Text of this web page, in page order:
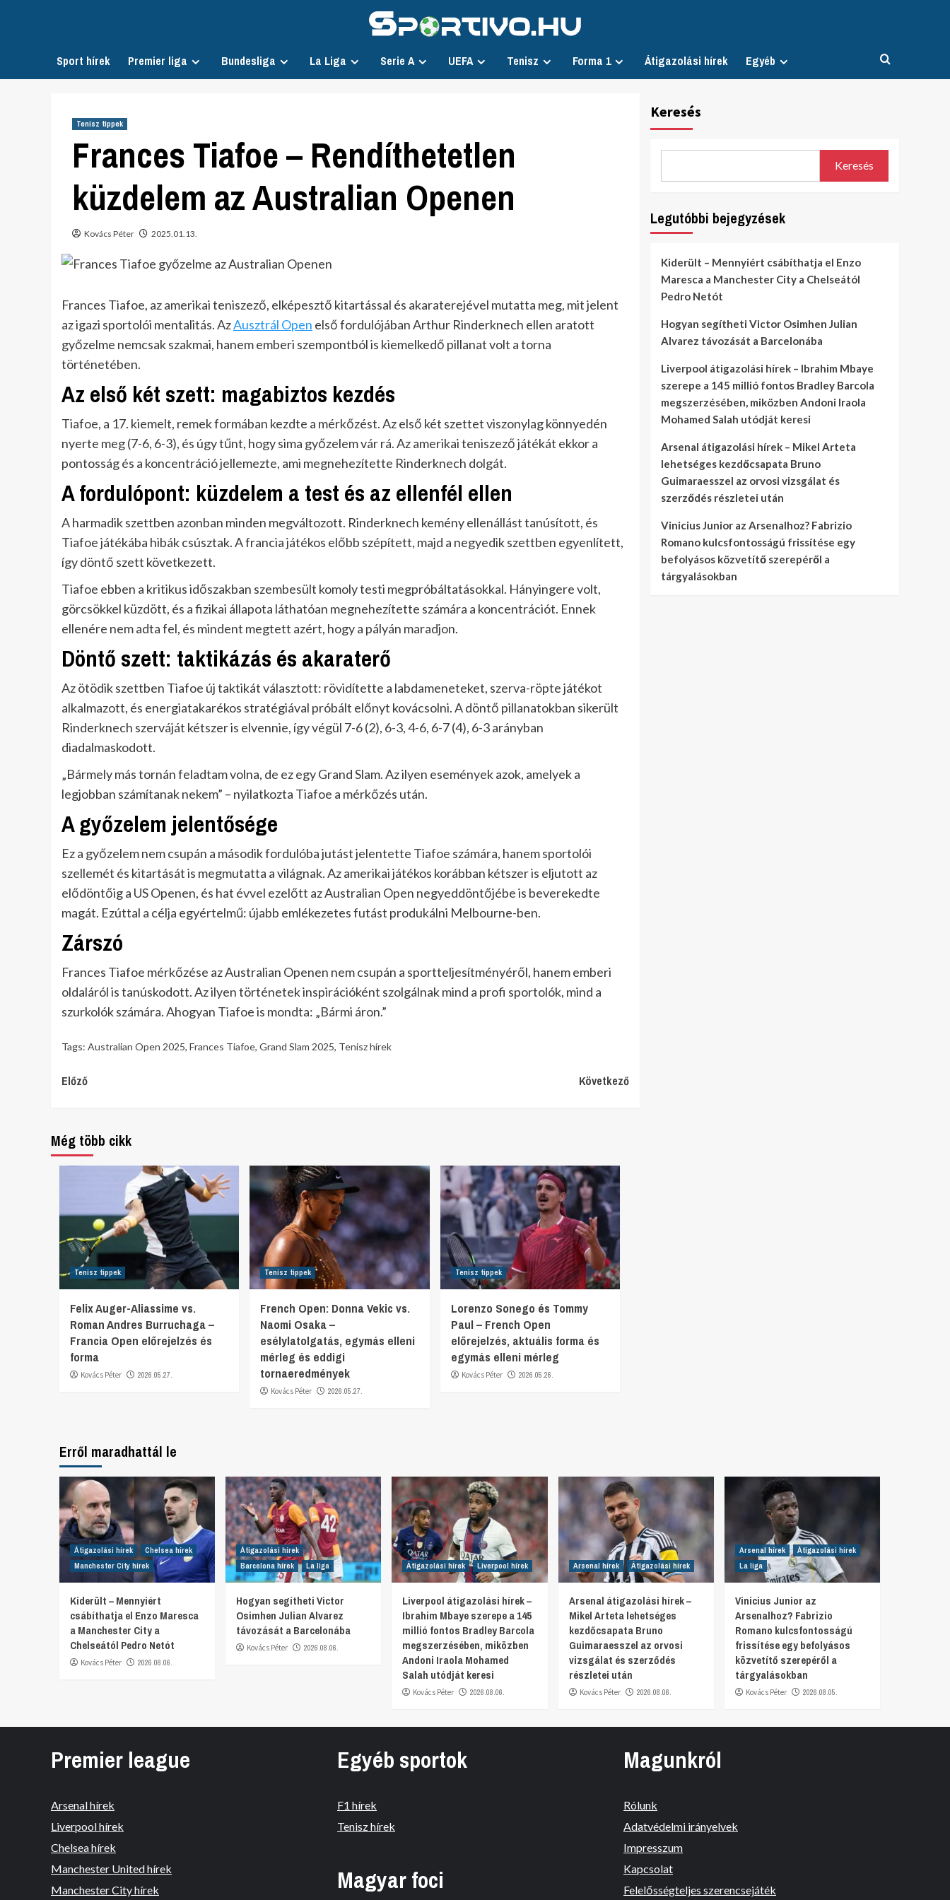
Sport hírek Premier liga Bundesliga La Liga Serie A UEFA Tenisz Forma 1 Átigazolási hírek Egyéb
Tenisz tippek
Frances Tiafoe – Rendíthetetlen
küzdelem az Australian Openen
Kovács Péter 2025.01.13.
Frances Tiafoe, az amerikai teniszező, elképesztő kitartással és akaraterejével mutatta meg, mit jelent
az igazi sportolói mentalitás. AzAusztrál Open első fordulójában Arthur Rinderknech ellen aratott
győzelme nemcsak szakmai, hanem emberi szempontból is kiemelkedő pillanat volt a torna
történetében.
Az első két szett: magabiztos kezdés
Tiafoe, a 17. kiemelt, remek formában kezdte a mérkőzést. Az első két szettet viszonylag könnyedén
nyerte meg (7-6, 6-3), és úgy tűnt, hogy sima győzelem vár rá. Az amerikai teniszező játékát ekkor a
pontosság és a koncentráció jellemezte, ami megnehezítette Rinderknech dolgát.
A fordulópont: küzdelem a test és az ellenfél ellen
A harmadik szettben azonban minden megváltozott. Rinderknech kemény ellenállást tanúsított, és
Tiafoe játékába hibák csúsztak. A francia játékos előbb szépített, majd a negyedik szettben egyenlített,
így döntő szett következett.
Tiafoe ebben a kritikus időszakban szembesült komoly testi megpróbáltatásokkal. Hányingere volt,
görcsökkel küzdött, és a fizikai állapota láthatóan megnehezítette számára a koncentrációt. Ennek
ellenére nem adta fel, és mindent megtett azért, hogy a pályán maradjon.
Döntő szett: taktikázás és akaraterő
Az ötödik szettben Tiafoe új taktikát választott: rövidítette a labdameneteket, szerva-röpte játékot
alkalmazott, és energiatakarékos stratégiával próbált előnyt kovácsolni. A döntő pillanatokban sikerült
Rinderknech szerváját kétszer is elvennie, így végül 7-6 (2), 6-3, 4-6, 6-7 (4), 6-3 arányban
diadalmaskodott.
„Bármely más tornán feladtam volna, de ez egy Grand Slam. Az ilyen események azok, amelyek a
legjobban számítanak nekem” – nyilatkozta Tiafoe a mérkőzés után.
A győzelem jelentősége
Ez a győzelem nem csupán a második fordulóba jutást jelentette Tiafoe számára, hanem sportolói
szellemét és kitartását is megmutatta a világnak. Az amerikai játékos korábban kétszer is eljutott az
elődöntőig a US Openen, és hat évvel ezelőtt az Australian Open negyeddöntőjébe is beverekedte
magát. Ezúttal a célja egyértelmű: újabb emlékezetes futást produkálni Melbourne-ben.
Zárszó
Frances Tiafoe mérkőzése az Australian Openen nem csupán a sportteljesítményéről, hanem emberi
oldaláról is tanúskodott. Az ilyen történetek inspirációként szolgálnak mind a profi sportolók, mind a
szurkolók számára. Ahogyan Tiafoe is mondta: „Bármi áron.”
Tags: Australian Open 2025, Frances Tiafoe, Grand Slam 2025, Tenisz hírek
Continue
Előző Következő
Még több cikk
Tenisz tippek
Felix Auger-Aliassime vs.
Roman Andres Burruchaga –
Francia Open előrejelzés és
forma
Kovács Péter 2026.05.27.
Tenisz tippek
French Open: Donna Vekic vs.
Naomi Osaka –
esélylatolgatás, egymás elleni
mérleg és eddigi
tornaeredmények
Kovács Péter 2026.05.27.
Tenisz tippek
Lorenzo Sonego és Tommy
Paul – French Open
előrejelzés, aktuális forma és
egymás elleni mérleg
Kovács Péter 2026.05.26.
Keresés
Keresés
Legutóbbi bejegyzések
Kiderült – Mennyiért csábíthatja el Enzo
Maresca a Manchester City a Chelseától
Pedro Netót
Hogyan segítheti Victor Osimhen Julian
Alvarez távozását a Barcelonába
Liverpool átigazolási hírek – Ibrahim Mbaye
szerepe a 145 millió fontos Bradley Barcola
megszerzésében, miközben Andoni Iraola
Mohamed Salah utódját keresi
Arsenal átigazolási hírek – Mikel Arteta
lehetséges kezdőcsapata Bruno
Guimaraesszel az orvosi vizsgálat és
szerződés részletei után
Vinicius Junior az Arsenalhoz? Fabrizio
Romano kulcsfontosságú frissítése egy
befolyásos közvetítő szerepéről a
tárgyalásokban
Erről maradhattál le
Átigazolási hírek
Chelsea hírek
Manchester City hírek
Kiderült – Mennyiért
csábíthatja el Enzo Maresca
a Manchester City a
Chelseától Pedro Netót
Kovács Péter 2026.08.06.
Átigazolási hírek
Barcelona hírek
La liga
Hogyan segítheti Victor
Osimhen Julian Alvarez
távozását a Barcelonába
Kovács Péter 2026.08.06.
Átigazolási hírek Liverpool hírek
Liverpool átigazolási hírek –
Ibrahim Mbaye szerepe a 145
millió fontos Bradley Barcola
megszerzésében, miközben
Andoni Iraola Mohamed
Salah utódját keresi
Kovács Péter 2026.08.06.
Arsenal hírek Átigazolási hírek
Arsenal átigazolási hírek –
Mikel Arteta lehetséges
kezdőcsapata Bruno
Guimaraesszel az orvosi
vizsgálat és szerződés
részletei után
Kovács Péter 2026.08.06.
Arsenal hírek
Átigazolási hírek
La liga
Vinicius Junior az
Arsenalhoz? Fabrizio
Romano kulcsfontosságú
frissítése egy befolyásos
közvetítő szerepéről a
tárgyalásokban
Kovács Péter 2026.08.05.
Premier league
Arsenal hírek
Liverpool hírek
Chelsea hírek
Manchester United hírek
Manchester City hírek
Egyéb sportok
F1 hírek
Tenisz hírek
Magyar foci
Magunkról
Rólunk
Adatvédelmi irányelvek
Impresszum
Kapcsolat
Felelősségteljes szerencsejáték